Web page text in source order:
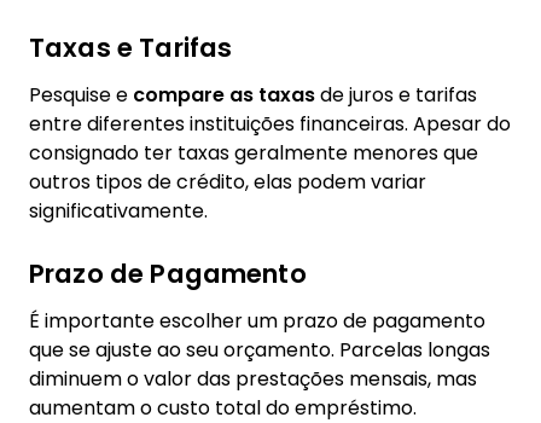
Taxas e Tarifas
Pesquise e compare as taxasde juros e tarifas
entre diferentes instituições financeiras. Apesar do
consignado ter taxas geralmente menores que
outros tipos de crédito, elas podem variar
significativamente.
Prazo de Pagamento
É importante escolher um prazo de pagamento
que se ajuste ao seu orçamento. Parcelas longas
diminuem o valor das prestações mensais, mas
aumentam o custo total do empréstimo.